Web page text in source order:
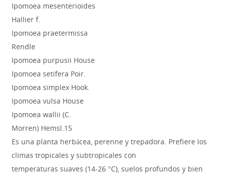
Ipomoea mesenterioides
Hallier f.
Ipomoea praetermissa
Rendle
Ipomoea purpusii House
Ipomoea setifera Poir.
Ipomoea simplex Hook.
Ipomoea vulsa House
Ipomoea wallii (C.
Morren) Hemsl.15
Es una planta herbácea, perenne y trepadora. Prefiere los
climas tropicales y subtropicales con
temperaturas suaves (14-26 °C), suelos profundos y bien